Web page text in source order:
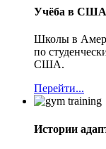
Учёба в США
Школы в
по
США.
Перейти...
Истории